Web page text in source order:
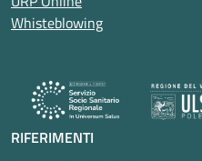
Whisteblowing
RIFERIMENTI